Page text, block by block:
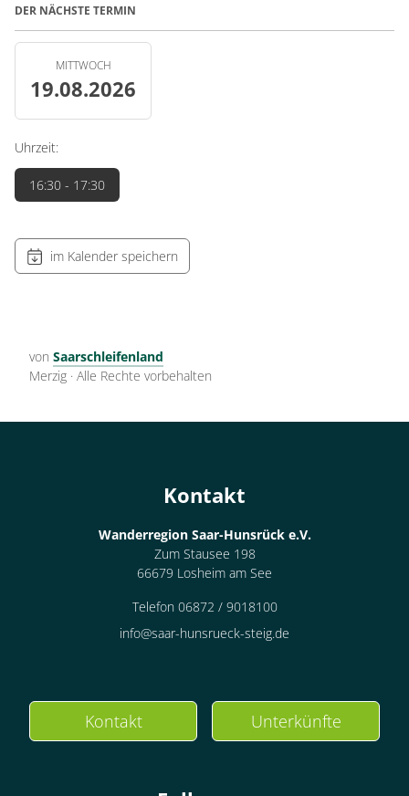
DER NÄCHSTE TERMIN
MITTWOCH
19.08.2026
Uhrzeit:
16:30 - 17:30
im Kalender speichern
von Saarschleifenland
Merzig · Alle Rechte vorbehalten
Kontakt
Wanderregion Saar-Hunsrück e.V.
Zum Stausee 198
66679 Losheim am See
Telefon 06872 / 9018100
info@saar-hunsrueck-steig.de
Kontakt Unterkünfte